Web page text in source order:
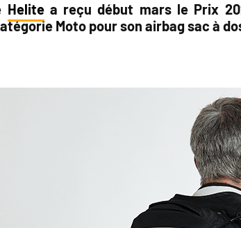
Helitea reçu début mars le Prix
Moto pour son airbag sac à